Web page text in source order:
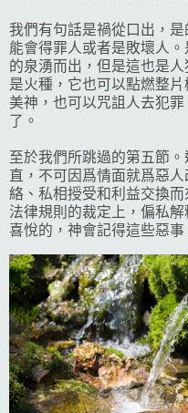
我們有句話是禍從口出，
能會得罪人或者是敗壞人
的泉湧而出，但是這也是
是火種，它也可以點燃整
美神，也可以咒詛人去犯
了。
至於我們所跳過的第五節
直，不可因爲情面就爲惡
絡、私相授受和利益交換
法律規則的裁定上，偏私
喜悅的，神會記得這些惡事